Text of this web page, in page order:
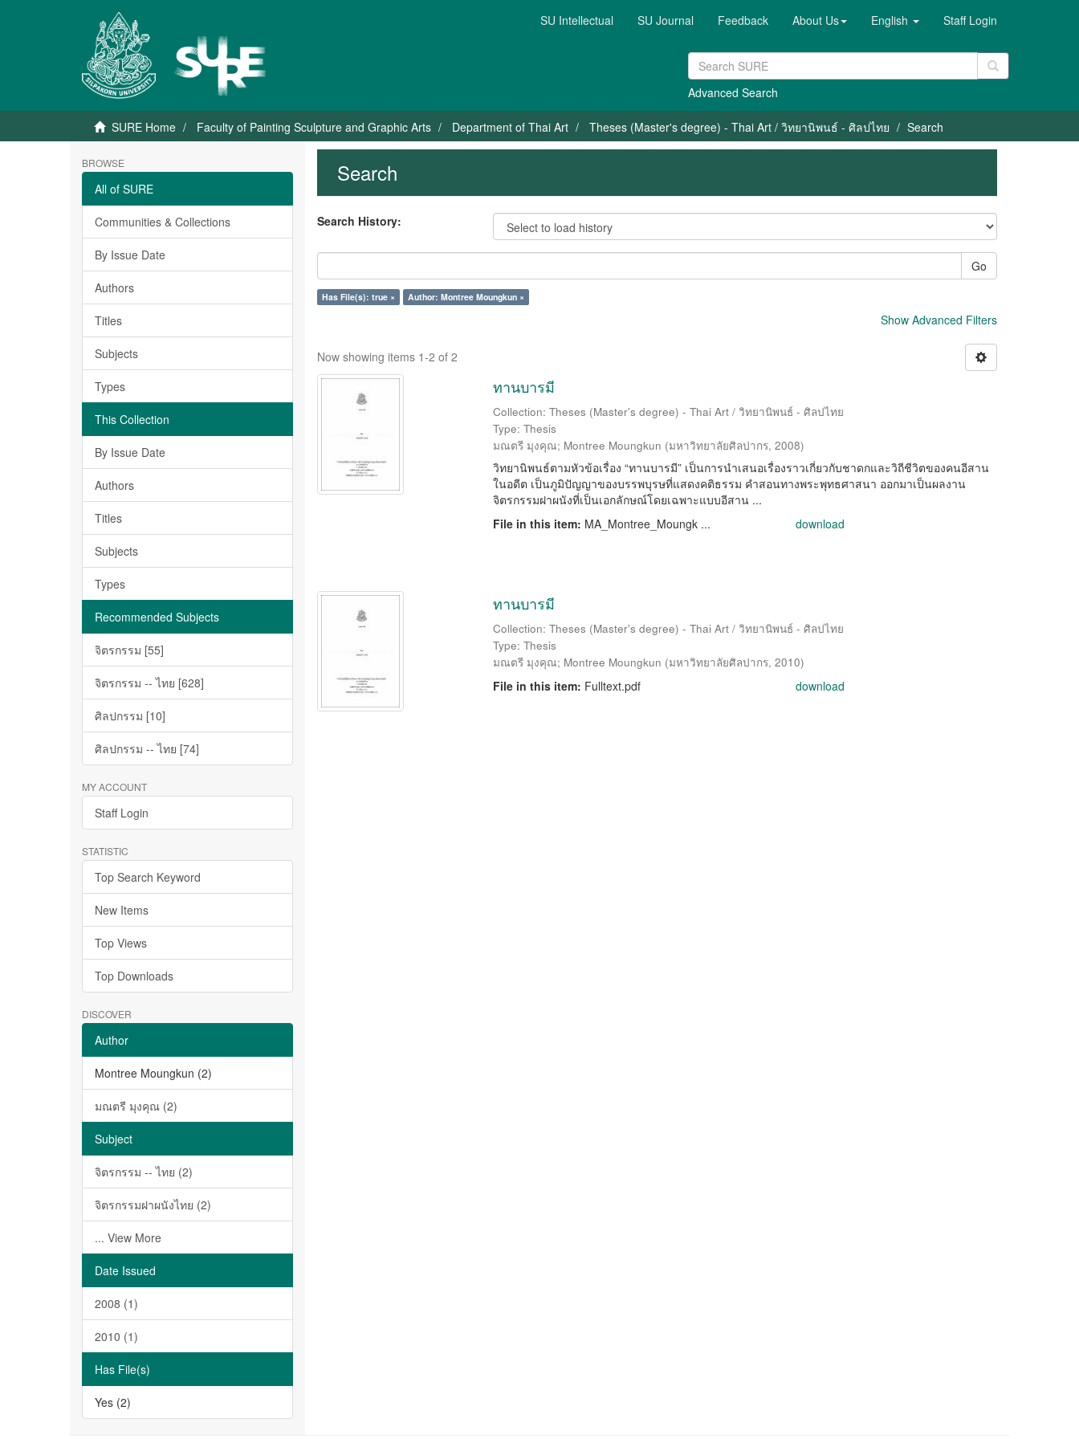
SU Intellectual SU Journal Feedback About Us English Staff Login
Advanced Search
SURE Home Faculty of Painting Sculpture and Graphic Arts Department of Thai Art Theses (Master's degree) - Thai Art / วิทยานิพนธ์ - ศิลปไทย Search
BROWSE
All of SURE
Communities & Collections
By Issue Date
Authors
Titles
Subjects
Types
This Collection
By Issue Date
Authors
Titles
Subjects
Types
Recommended Subjects
จิตรกรรม [55]
จิตรกรรม -- ไทย [628]
ศิลปกรรม [10]
ศิลปกรรม -- ไทย [74]
MY ACCOUNT
Staff Login
STATISTIC
Top Search Keyword
New Items
Top Views
Top Downloads
DISCOVER
Author
Montree Moungkun (2)
มณตรี มุงคุณ (2)
Subject
จิตรกรรม -- ไทย (2)
จิตรกรรมฝาผนังไทย (2)
... View More
Date Issued
2008 (1)
2010 (1)
Has File(s)
Yes (2)
Search
Search History:
Go
Has File(s): true × Author: Montree Moungkun ×
Show Advanced Filters
Now showing items 1-2 of 2
ทานบารมี
Collection: Theses (Master's degree) - Thai Art / วิทยานิพนธ์ - ศิลปไทย
Type: Thesis
มณตรี มุงคุณ; Montree Moungkun (มหาวิทยาลัยศิลปากร, 2008)
วิทยานิพนธ์ตามหัวข้อเรื่อง “ทานบารมี” เป็นการนำเสนอเรื่องราวเกี่ยวกับชาดกและวิถีชีวิตของคนอีสาน
ในอดีต เป็นภูมิปัญญาของบรรพบุรษที่แสดงคติธรรม คำสอนทางพระพุทธศาสนา ออกมาเป็นผลงาน
จิตรกรรมฝาผนังที่เป็นเอกลักษณ์โดยเฉพาะแบบอีสาน ...
File in this item: MA_Montree_Moungk ... download
ทานบารมี
Collection: Theses (Master's degree) - Thai Art / วิทยานิพนธ์ - ศิลปไทย
Type: Thesis
มณตรี มุงคุณ; Montree Moungkun (มหาวิทยาลัยศิลปากร, 2010)
File in this item: Fulltext.pdf download